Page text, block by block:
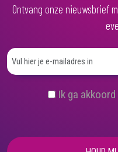
Ontvang onze nieuwsbrief
Ik ga